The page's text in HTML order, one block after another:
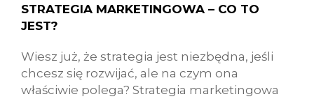
STRATEGIA MARKETINGOWA – CO TO
JEST?
Wiesz już, że strategia jest niezbędna, jeśli
chcesz się rozwijać, ale na czym ona
właściwie polega? Strategia marketingowa